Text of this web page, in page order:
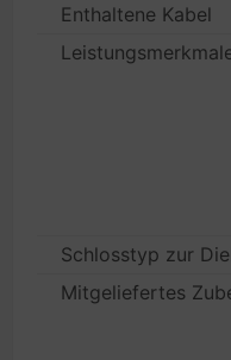
Enthaltene Kabel
Schlosstyp zur
Mitgeliefertes